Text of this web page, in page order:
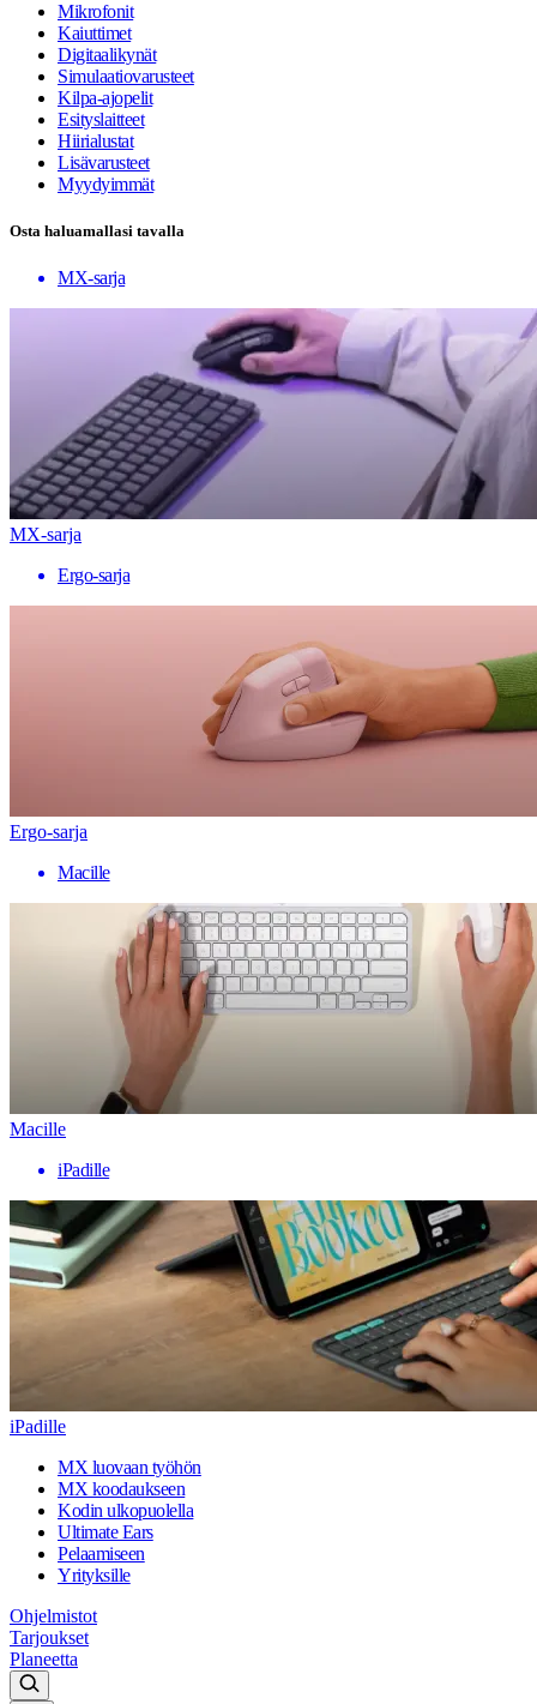
Mikrofonit
Kaiuttimet
Digitaalikynät
Simulaatiovarusteet
Kilpa-ajopelit
Esityslaitteet
Hiirialustat
Lisävarusteet
Myydyimmät
Osta haluamallasi tavalla
MX-sarja
MX-sarja
Ergo-sarja
Ergo-sarja
Macille
Macille
iPadille
iPadille
MX luovaan työhön
MX koodaukseen
Kodin ulkopuolella
Ultimate Ears
Pelaamiseen
Yrityksille
Ohjelmistot
Tarjoukset
Planeetta